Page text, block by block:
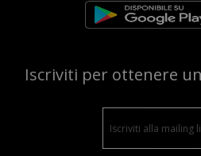
Iscriviti per ottenere